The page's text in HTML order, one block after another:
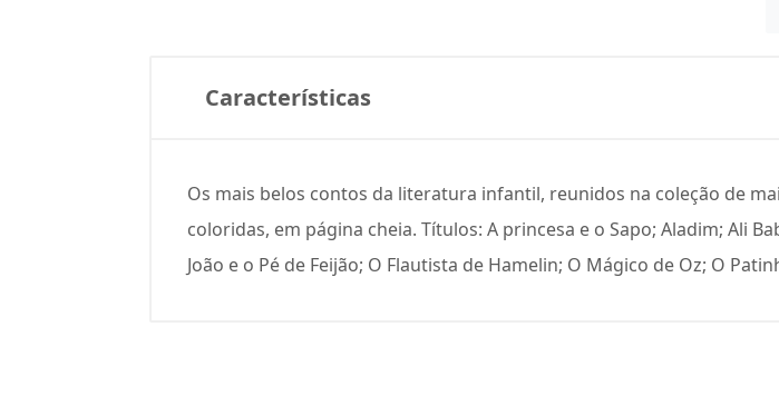
Características
Os mais belos contos da literatura infantil, reunidos na coleção de
coloridas, em página cheia. Títulos: A princesa e o Sapo; Aladim; Ali
João e o Pé de Feijão; O Flautista de Hamelin; O Mágico de Oz; O